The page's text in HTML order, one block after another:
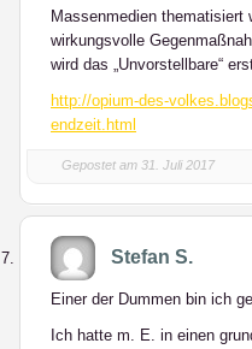
Massenmedien thematisiert
wirkungsvolle
wird das „Unvorstellbare“
http://opium-des-
endzeit.html
Gepostet am 31. Juli 2017
Stefan S.
Einer der Dummen bin ich
Ich hatte m. E. in einen